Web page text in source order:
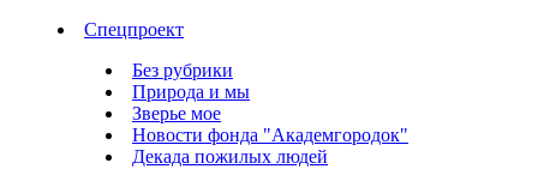
Спецпроект
Без рубрики
Природа и мы
Зверье мое
Новости фонда "Академгородок"
Декада пожилых людей